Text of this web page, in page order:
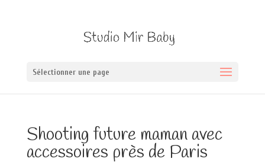
Sélectionner une page
Shooting future maman avec
accessoires près de Paris